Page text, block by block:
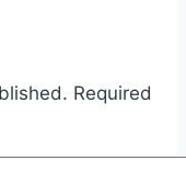
Required